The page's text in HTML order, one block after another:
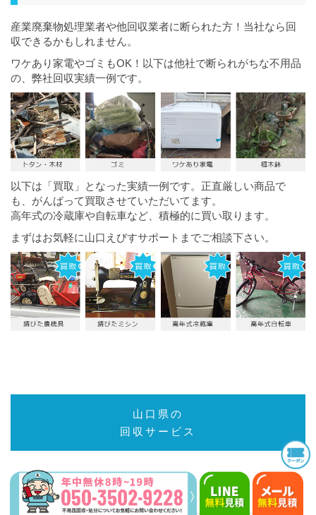
産業廃棄物処理業者や他回収業者に断られた方！当社なら回
収できるかもしれません。
ワケあり家電やゴミもOK！以下は他社で断られがちな不用品
の、弊社回収実績一例です。
以下は「買取」となった実績一例です。正直厳しい商品で
も、がんばって買取させていただいてます。
高年式の冷蔵庫や自転車など、積極的に買い取ります。
まずはお気軽に山口えびすサポートまでご相談下さい。
山口県の
回収サービス
粗大ごみ回収